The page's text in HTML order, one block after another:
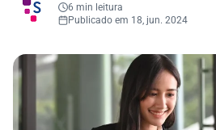
6 min leitura
Publicado em 18, jun. 2024